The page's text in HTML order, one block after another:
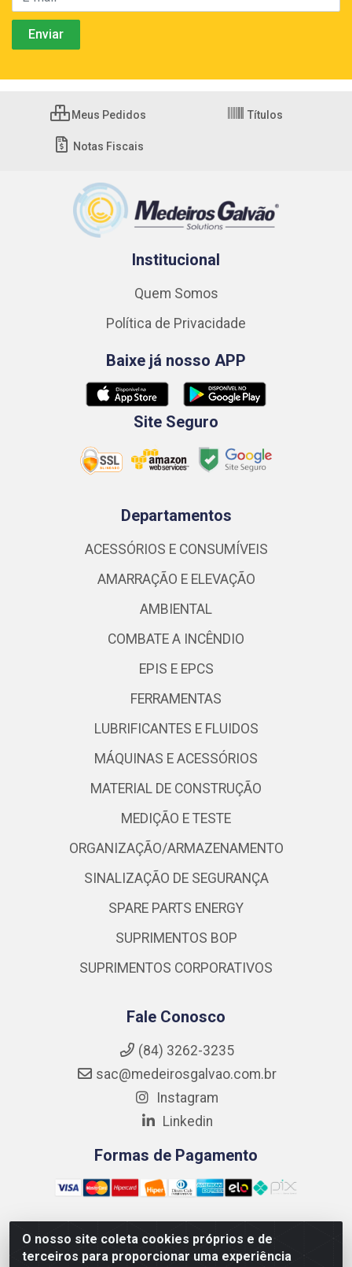
O nosso site coleta cookies próprios e de
terceiros para proporcionar uma experiência
Meus Pedidos Títulos
Notas Fiscais
Institucional
Quem Somos
Política de Privacidade
Baixe já nosso APP
Site Seguro
Departamentos
ACESSÓRIOS E CONSUMÍVEIS
AMARRAÇÃO E ELEVAÇÃO
AMBIENTAL
COMBATE A INCÊNDIO
EPIS E EPCS
FERRAMENTAS
LUBRIFICANTES E FLUIDOS
MÁQUINAS E ACESSÓRIOS
MATERIAL DE CONSTRUÇÃO
MEDIÇÃO E TESTE
ORGANIZAÇÃO/ARMAZENAMENTO
SINALIZAÇÃO DE SEGURANÇA
SPARE PARTS ENERGY
SUPRIMENTOS BOP
SUPRIMENTOS CORPORATIVOS
Fale Conosco
(84) 3262-3235
sac@medeirosgalvao.com.br
Instagram
Linkedin
Formas de Pagamento
Medeiros Galvão Soluções LTDA - Avenida Antônio Severiano